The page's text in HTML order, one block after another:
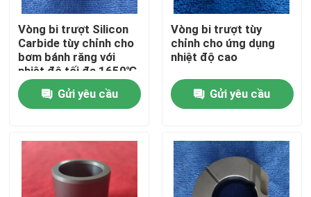
Trang chủ
Chương trình VR
Vòng bi trượt Silicon
Carbide tùy chỉnh cho
bơm bánh răng với
nhiệt độ tối đa 1650℃
và khả năng chống ăn
mòn
Gửi yêu cầu
Vòng bi trượt tùy
chỉnh cho ứng dụng
nhiệt độ cao
Gửi yêu cầu